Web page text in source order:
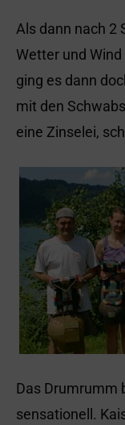
Als dann nach 2
Wetter und
ging es dann
mit den
eine Zinselei,
Das Drumrumm
sensationell.